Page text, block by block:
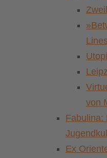
von
Fabulina:
Ex